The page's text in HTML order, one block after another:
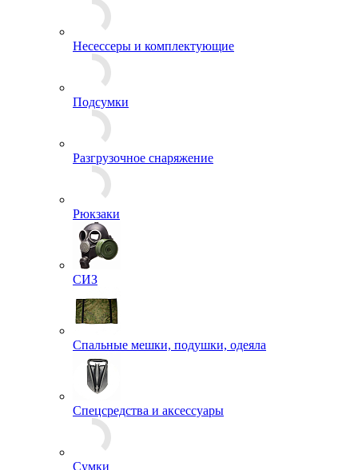
Измерительные приборы
Кобуры
Несессеры и комплектующие
Подсумки
Разгрузочное снаряжение
Рюкзаки
СИЗ
Спальные мешки, подушки, одеяла